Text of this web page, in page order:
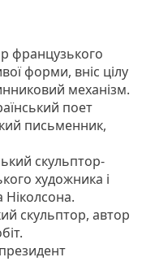
французького
форми, вніс цілу
механізм.
поет
письменник,
скульптор-
художника і
Ніколсона.
скульптор, автор